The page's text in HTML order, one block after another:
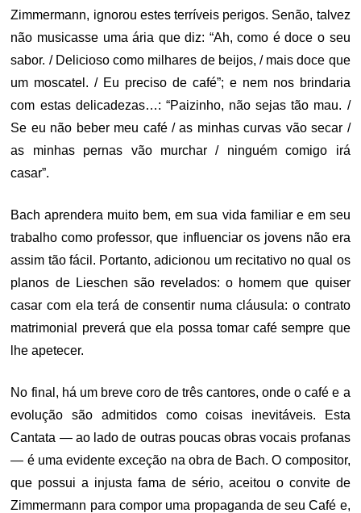
Zimmermann, ignorou estes terríveis perigos. Senão, talvez
não musicasse uma ária que diz: “Ah, como é doce o seu
sabor. / Delicioso como milhares de beijos, / mais doce que
um moscatel. / Eu preciso de café”; e nem nos brindaria
com estas delicadezas…: “Paizinho, não sejas tão mau. /
Se eu não beber meu café / as minhas curvas vão secar /
as minhas pernas vão murchar / ninguém comigo irá
casar”.
Bach aprendera muito bem, em sua vida familiar e em seu
trabalho como professor, que influenciar os jovens não era
assim tão fácil. Portanto, adicionou um recitativo no qual os
planos de Lieschen são revelados: o homem que quiser
casar com ela terá de consentir numa cláusula: o contrato
matrimonial preverá que ela possa tomar café sempre que
lhe apetecer.
No final, há um breve coro de três cantores, onde o café e a
evolução são admitidos como coisas inevitáveis. Esta
Cantata — ao lado de outras poucas obras vocais profanas
— é uma evidente exceção na obra de Bach. O compositor,
que possui a injusta fama de sério, aceitou o convite de
Zimmermann para compor uma propaganda de seu Café e,